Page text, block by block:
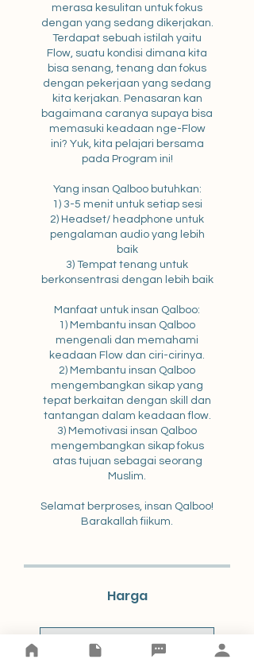
merasa kesulitan untuk fokus
dengan yang sedang dikerjakan.
Terdapat sebuah istilah yaitu
Flow, suatu kondisi dimana kita
bisa senang, tenang dan fokus
dengan pekerjaan yang sedang
kita kerjakan. Penasaran kan
bagaimana caranya supaya bisa
memasuki keadaan nge-Flow
ini? Yuk, kita pelajari bersama
pada Program ini!
Yang insan Qalboo butuhkan:
1) 3-5 menit untuk setiap sesi
2) Headset/ headphone untuk
pengalaman audio yang lebih
baik
3) Tempat tenang untuk
berkonsentrasi dengan lebih baik
Manfaat untuk insan Qalboo:
1) Membantu insan Qalboo
mengenali dan memahami
keadaan Flow dan ciri-cirinya.
2) Membantu insan Qalboo
mengembangkan sikap yang
tepat berkaitan dengan skill dan
tantangan dalam keadaan flow.
3) Memotivasi insan Qalboo
mengembangkan sikap fokus
atas tujuan sebagai seorang
Muslim.
Selamat berproses, insan Qalboo!
Barakallah fiikum.
Harga
Pembayaran Tunggal